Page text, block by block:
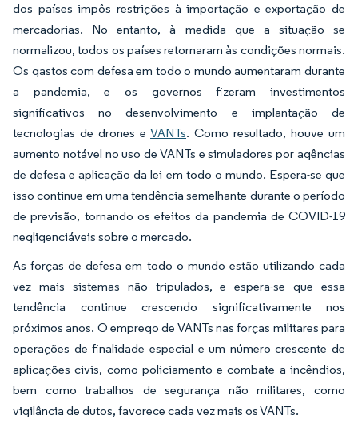
dos países impôs restrições à importação e exportação de
mercadorias. No entanto, à medida que a situação se
normalizou, todos os países retornaram às condições normais.
Os gastos com defesa em todo o mundo aumentaram durante
a pandemia, e os governos fizeram investimentos
significativos no desenvolvimento e implantação de
tecnologias de drones e VANTs. Como resultado, houve um
aumento notável no uso de VANTs e simuladores por agências
de defesa e aplicação da lei em todo o mundo. Espera-se que
isso continue em uma tendência semelhante durante o período
de previsão, tornando os efeitos da pandemia de COVID-19
negligenciáveis sobre o mercado.
As forças de defesa em todo o mundo estão utilizando cada
vez mais sistemas não tripulados, e espera-se que essa
tendência continue crescendo significativamente nos
próximos anos. O emprego de VANTs nas forças militares para
operações de finalidade especial e um número crescente de
aplicações civis, como policiamento e combate a incêndios,
bem como trabalhos de segurança não militares, como
vigilância de dutos, favorece cada vez mais os VANTs.